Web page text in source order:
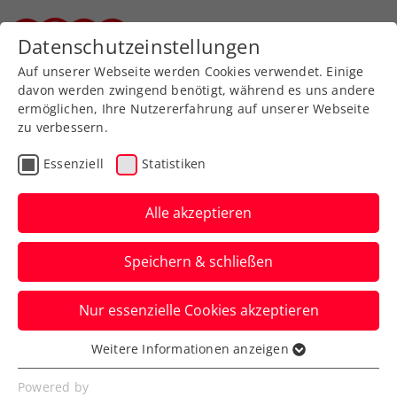
Zurück zur Newsübersicht
Turniere
Barbara Muhr: „Was
Kitzbühel kann, können
wir auch“
Die STTV-Präsidentin im Interview über
den ATP-Challenger BAD WALTERSDORF
TROPHY.
Verfasst von: Presseaussendung / Redaktion, 21.09.2024
Datenschutzeinstellungen
Auf unserer Webseite werden Cookies verwendet. Einige
davon werden zwingend benötigt, während es uns andere
ermöglichen, Ihre Nutzererfahrung auf unserer Webseite
zu verbessern.
Essenziell Statistiken
Alle akzeptieren
Speichern & schließen
Nur essenzielle Cookies akzeptieren
Essenziell
Essenzielle Cookies werden für grundlegende
Weitere Informationen anzeigen
Powered by